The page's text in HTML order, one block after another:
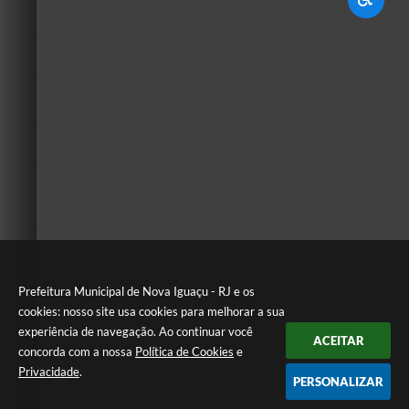
Prefeitura Municipal de Nova Iguaçu - RJ e os
cookies: nosso site usa cookies para melhorar a sua
experiência de navegação. Ao continuar você
concorda com a nossa Política de Cookies e
Privacidade.
ACEITAR
PERSONALIZAR